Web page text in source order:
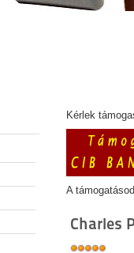
Kérlek
A
Charles